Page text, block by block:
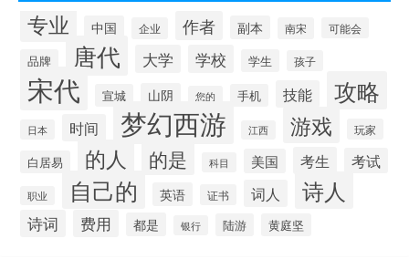
专业 中国 企业 作者 副本 南宋 可能会
品牌 唐代 大学 学校 学生 孩子
宋代 宣城 山阴 您的 手机 技能 攻略
日本 时间 梦幻西游 江西 游戏 玩家
白居易 的人 的是 科目 美国 考生 考试
职业 自己的 英语 证书 词人 诗人
诗词 费用 都是 银行 陆游 黄庭坚